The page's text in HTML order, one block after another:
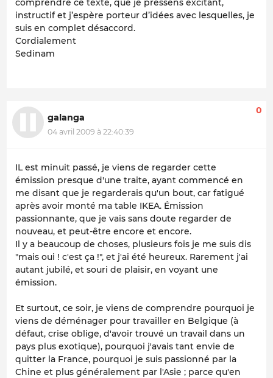
comprendre ce texte, que je pressens excitant,
instructif et j’espère porteur d’idées avec lesquelles, je
suis en complet désaccord.
Cordialement
Sedinam
galanga
04 avril 2009 à 22:40:39
0
IL est minuit passé, je viens de regarder cette
émission presque d'une traite, ayant commencé en
me disant que je regarderais qu'un bout, car fatigué
après avoir monté ma table IKEA. Émission
passionnante, que je vais sans doute regarder de
nouveau, et peut-être encore et encore.
Il y a beaucoup de choses, plusieurs fois je me suis dis
"mais oui ! c'est ça !", et j'ai été heureux. Rarement j'ai
autant jubilé, et souri de plaisir, en voyant une
émission.
Et surtout, ce soir, je viens de comprendre pourquoi je
viens de déménager pour travailler en Belgique (à
défaut, crise oblige, d'avoir trouvé un travail dans un
pays plus exotique), pourquoi j'avais tant envie de
quitter la France, pourquoi je suis passionné par la
Chine et plus généralement par l'Asie ; parce qu'en